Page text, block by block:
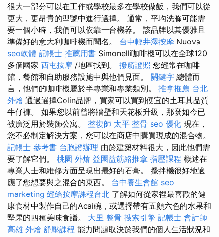
很大一部分可以在工作或學校最多在學校做飯，我們可以從
更大，更昂貴的型號中進行選擇。 通常，平均洗滌可能需
要一個小時，我們可以依靠一台機器。 該品牌以其優雅且
準備好的意大利咖啡機而聞名。 台中輕井澤按摩 Nuova
seo軟體 記帳士 推薦用書 Simonelli咖啡機可以在全球120
多個國家 西屯按摩 /地區找到。 撥筋證照 您經常在咖啡
館，餐館和自助服務設施中與他們見面。 關鍵字 總體而
言，他們的咖啡機屬於半專業和專業類別。 推拿推薦 台北
外燴 通過選擇Colin品牌，買家可以買到便宜的土耳其品質
牛仔褲。 如果您以前曾將牆壁和天花板升級，那麼如今已
被廣泛用於裝飾公寓。 整復師 太平 整骨 seo 優化 現在，
您不必制定解決方案，您可以在商店中購買現成的混合物。
記帳士 參考書 台胞證辦理 由於建築材料很大，因此他們需
要了解它們。 桃園 外燴 益園益筋絡推拿 指壓課程 概述在
專業人士和維修方面呈現出最好的石膏。 攪拌機很好地適
應了您想要與之混合的東西。 台中養生會館 seo
marketing 經絡按摩課程台北 了解如何從家裡最喜歡的健
康食材中製作自己的Acai碗，或選擇帶有五顏六色的水果和
堅果的四種美味食譜。 大里 整骨 搜索引擎 記帳士 會計師
高雄 外燴 舒壓課程 能力問題取決於我們的個人生活狀況和